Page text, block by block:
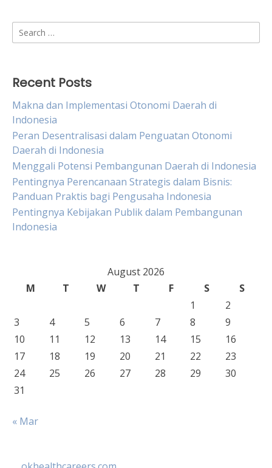
Search
for:
Recent Posts
Makna dan Implementasi Otonomi Daerah di
Indonesia
Peran Desentralisasi dalam Penguatan Otonomi
Daerah di Indonesia
Menggali Potensi Pembangunan Daerah di Indonesia
Pentingnya Perencanaan Strategis dalam Bisnis:
Panduan Praktis bagi Pengusaha Indonesia
Pentingnya Kebijakan Publik dalam Pembangunan
Indonesia
August 2026
M
T W T F S
S
1
2
3
4 5 6 7 8
9
10
11 12 13 14 15
16
17
18 19 20 21 22
23
24
25 26 27 28 29
30
31
« Mar